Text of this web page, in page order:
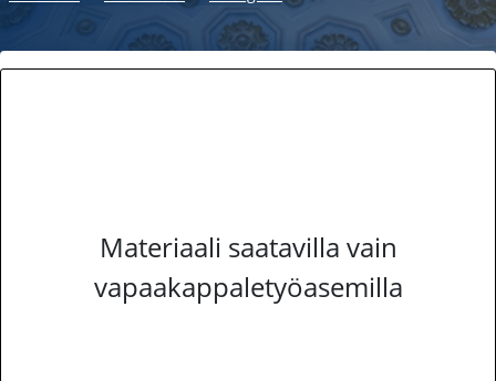
Materiaali saatavilla vain
vapaakappaletyöasemilla